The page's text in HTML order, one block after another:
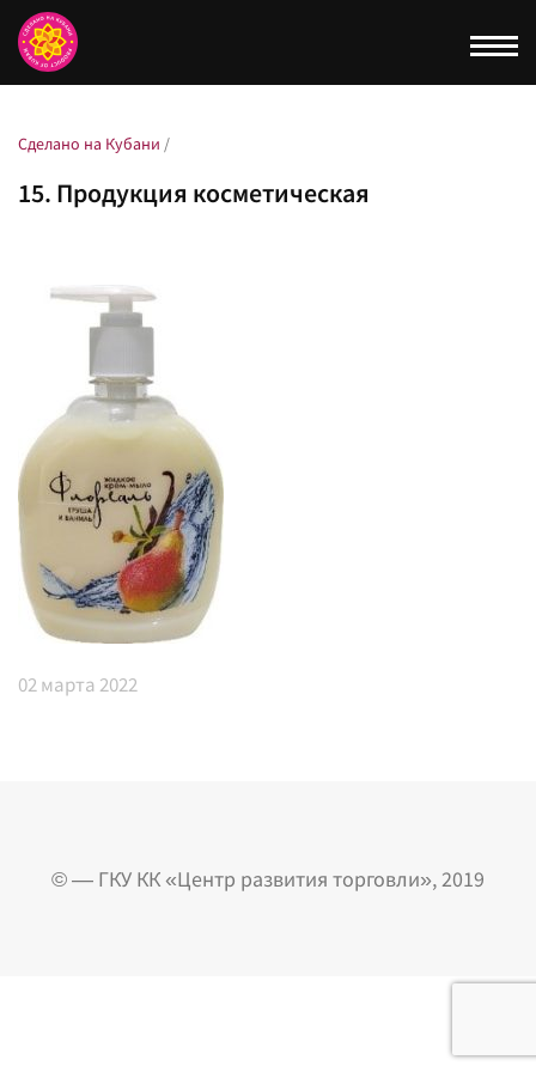
Сделано на Кубани /
15. Продукция косметическая
02марта 2022
© — ГКУ КК «Центр развития торговли», 2019